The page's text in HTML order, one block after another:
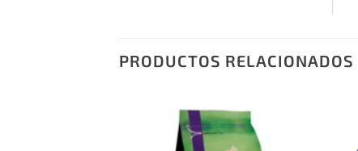
PRODUCTOS RELACIONADOS